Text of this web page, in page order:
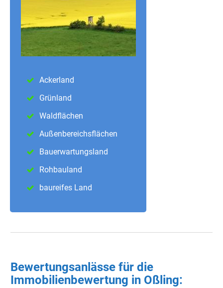
Ackerland
Grünland
Waldflächen
Außenbereichsflächen
Bauerwartungsland
Rohbauland
baureifes Land
Bewertungsanlässe für die
Immobilienbewertung in Oßling: